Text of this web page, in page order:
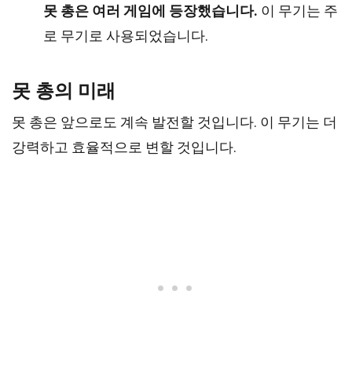
못 총은 여러 게임에 등장했습니다. 이 무기는 주
로 무기로 사용되었습니다.
못 총의 미래
못 총은 앞으로도 계속 발전할 것입니다. 이 무기는 더
강력하고 효율적으로 변할 것입니다.